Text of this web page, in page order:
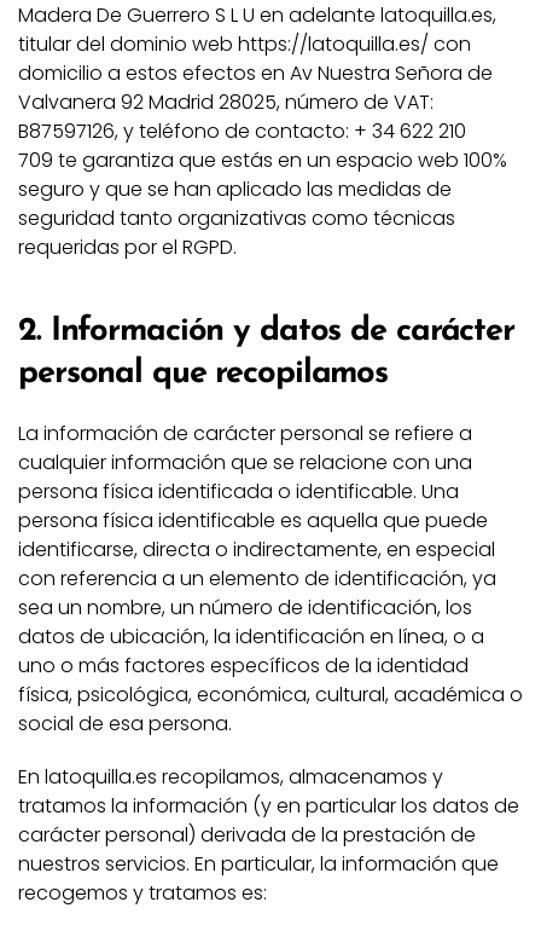
Madera De Guerrero S L U en adelante latoquilla.es,
titular del dominio web https://latoquilla.es/ con
domicilio a estos efectos en Av Nuestra Señora de
Valvanera 92 Madrid 28025, número de VAT:
B87597126, y teléfono de contacto: + 34 622 210
709 te garantiza que estás en un espacio web 100%
seguro y que se han aplicado las medidas de
seguridad tanto organizativas como técnicas
requeridas por el RGPD.
2. Información y datos de carácter
personal que recopilamos
La información de carácter personal se refiere a
cualquier información que se relacione con una
persona física identificada o identificable. Una
persona física identificable es aquella que puede
identificarse, directa o indirectamente, en especial
con referencia a un elemento de identificación, ya
sea un nombre, un número de identificación, los
datos de ubicación, la identificación en línea, o a
uno o más factores específicos de la identidad
física, psicológica, económica, cultural, académica o
social de esa persona.
En latoquilla.es recopilamos, almacenamos y
tratamos la información (y en particular los datos de
carácter personal) derivada de la prestación de
nuestros servicios. En particular, la información que
recogemos y tratamos es: